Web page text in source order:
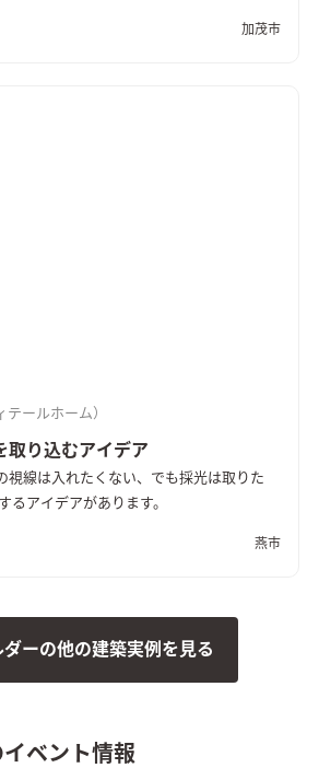
加茂市
テールホーム）
取り込むアイデア
視線は入れたくない、でも採光は取りた
るアイデアがあります。
燕市
ダーの他の建築実例を見る
ベント情報